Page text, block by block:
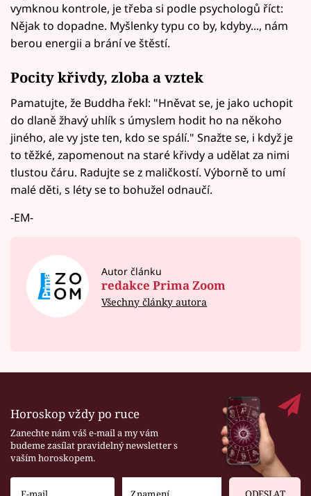
vymknou kontrole, je třeba si podle psychologů říct:
Nějak to dopadne. Myšlenky typu co by, kdyby..., nám
berou energii a brání ve štěstí.
Pocity křivdy, zloba a vztek
Pamatujte, že Buddha řekl: "Hněvat se, je jako uchopit
do dlaně žhavý uhlík s úmyslem hodit ho na někoho
jiného, ale vy jste ten, kdo se spálí." Snažte se, i když je
to těžké, zapomenout na staré křivdy a udělat za nimi
tlustou čáru. Radujte se z maličkostí. Výborně to umí
malé děti, s léty se to bohužel odnaučí.
-EM-
Autor článku
redakce Prima Zoom
Všechny články autora
Horoskop vždy po ruce
Zanechte nám váš e-mail a my vám
budeme zasílat pravidelný newsletter s
vaším horoskopem.